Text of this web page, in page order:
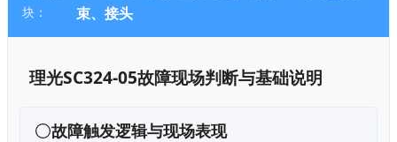
块：
束、接头
理光SC324-05故障现场判断与基础说明
故障触发逻辑与现场表现